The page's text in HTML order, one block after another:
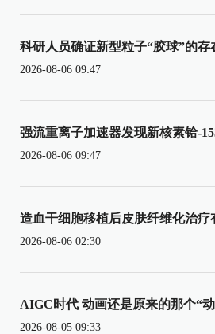
科研人员确证新型粒子“胶球”的存
2026-08-06 09:47
强流重离子加速器发现新核素铪-
2026-08-06 09:47
造血干细胞移植后皮肤纤维化治疗
2026-08-06 02:30
AIGC时代 动画还是原来的那个“
2026-08-05 09:33